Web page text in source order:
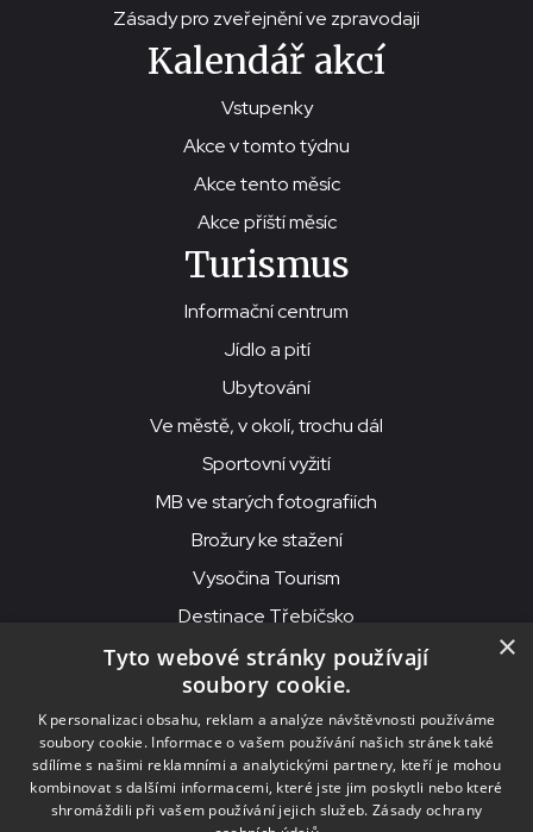
Zásady pro zveřejnění ve zpravodaji
Kalendář akcí
Vstupenky
Akce v tomto týdnu
Akce tento měsíc
Akce příští měsíc
Turismus
Informační centrum
Jídlo a pití
Ubytování
Ve městě, v okolí, trochu dál
Sportovní vyžití
MB ve starých fotografiích
Brožury ke stažení
Vysočina Tourism
Destinace Třebíčsko
© 2026MKS Beseda Mor. Budějovice
MKS Beseda, příspěvková organizace, Purcnerova 62, 676 02
Moravské Budějovice
IČO: 00091758, DIČ: CZ00091758, ID datové schránky: chjn2kd
×
Tyto webové stránky používají
soubory cookie.
K personalizaci obsahu, reklam a analýze návštěvnosti používáme
soubory cookie. Informace o vašem používání našich stránek také
sdílíme s našimi reklamními a analytickými partnery, kteří je mohou
kombinovat s dalšími informacemi, které jste jim poskytli nebo které
shromáždili při vašem používání jejich služeb. Zásady ochrany